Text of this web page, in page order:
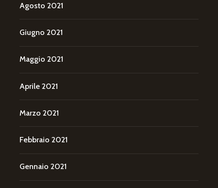
Agosto 2021
Giugno 2021
Maggio 2021
Aprile 2021
Marzo 2021
Febbraio 2021
Gennaio 2021